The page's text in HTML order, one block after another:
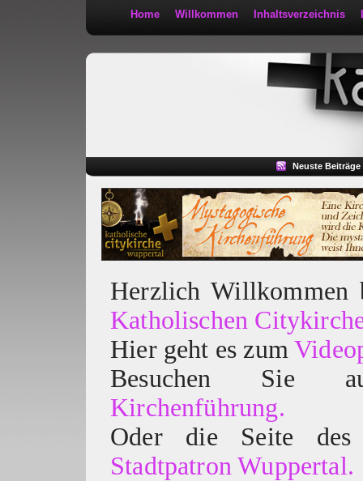
Home Willkommen Inhaltsverzeichnis
Neuste Beiträge
Herzlich
Katholischen
Hier geht es zum
Besuchen
Kirchenführung.
Oder die Seite des
Stadtpatron Wuppertal.